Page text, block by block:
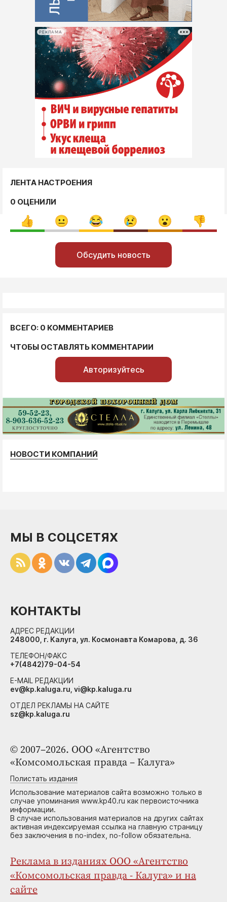
РЕКЛАМА
ЛЕНТА НАСТРОЕНИЯ
0 ОЦЕНИЛИ
Обсудить новость
ВСЕГО: 0 КОММЕНТАРИЕВ
ЧТОБЫ ОСТАВЛЯТЬ КОММЕНТАРИИ
Авторизуйтесь
НОВОСТИ КОМПАНИЙ
© 2007–2026. ООО «Агентство
«Комсомольская правда – Калуга»
Полистать издания
Использование материалов сайта возможно только в
случае упоминания www.kp40.ru как первоисточника
информации.
В случае использования материалов на других сайтах
активная индексируемая ссылка на главную страницу
без заключения в no-index, no-follow обязательна.
Реклама в изданиях ООО «Агентство
«Комсомольская правда - Калуга» и на
сайте
МЫ В СОЦСЕТЯХ
КОНТАКТЫ
АДРЕС РЕДАКЦИИ
248000, г. Калуга, ул. Космонавта Комарова, д. 36
ТЕЛЕФОН/ФАКС
+7(4842)79-04-54
E-MAIL РЕДАКЦИИ
ev@kp.kaluga.ru, vi@kp.kaluga.ru
ОТДЕЛ РЕКЛАМЫ НА САЙТЕ
sz@kp.kaluga.ru